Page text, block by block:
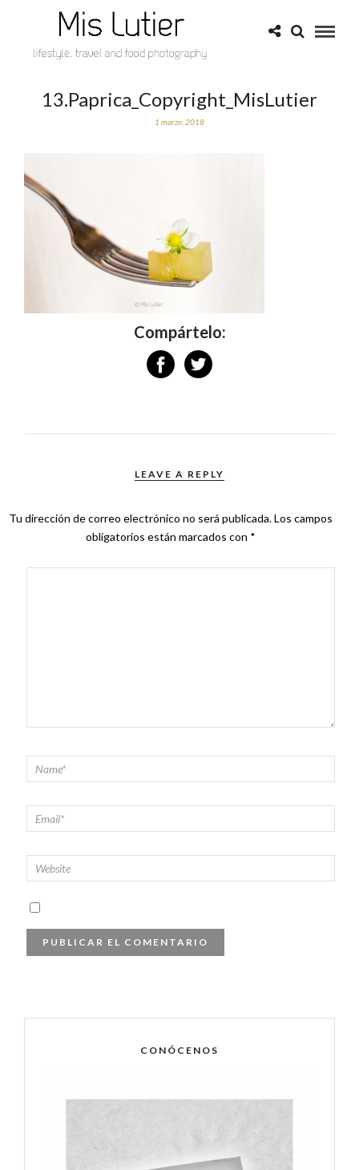
13.Paprica_Copyright_MisLutier
1 marzo, 2018
Compártelo:
LEAVE A REPLY
Tu dirección de correo electrónico no será publicada.Los campos
obligatorios están marcados con *
CONÓCENOS